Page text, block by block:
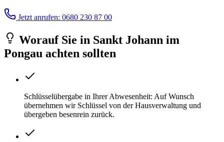
Jetzt anrufen: 0680 230 87 00
Worauf Sie in Sankt Johann im
Pongau achten sollten
Schlüsselübergabe in Ihrer Abwesenheit: Auf Wunsch
übernehmen wir Schlüssel von der Hausverwaltung und
übergeben besenrein zurück.